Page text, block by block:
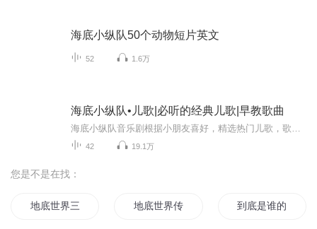
海底小纵队50个动物短片英文
52 1.6万
海底小纵队•儿歌|必听的经典儿歌|早教歌曲
42 19.1万
您是不是在找：
地底世界三千年 地底世界传说之下 到底是谁的世界